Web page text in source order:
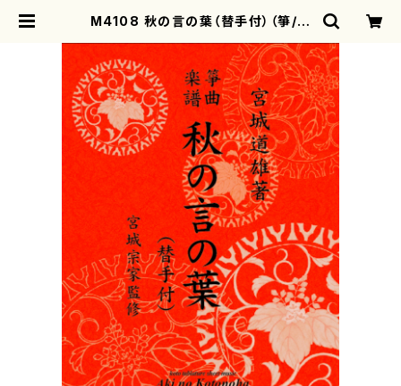
M4108 秋の言の葉（替手付）（箏/宮
譜） | motherearth